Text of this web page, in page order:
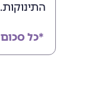
התינוקות.
*כל